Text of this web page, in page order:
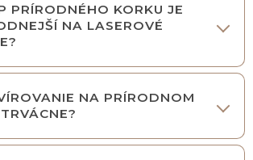
PRÍRODNÉHO KORKU JE
NA LASEROVÉ
NA PRÍRODNOM